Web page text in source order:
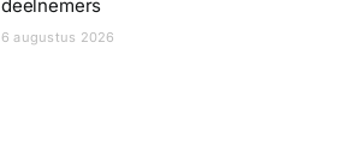
deelnemers
6 augustus 2026